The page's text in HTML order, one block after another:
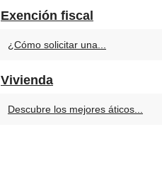
Exención fiscal
¿Cómo solicitar una...
Vivienda
Descubre los mejores áticos...